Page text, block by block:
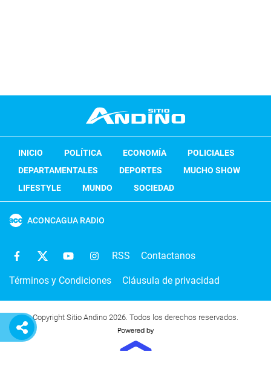
INICIO POLÍTICA ECONOMÍA
POLICIALES
DEPARTAMENTALES
DEPORTES
MUCHO SHOW
LIFESTYLE
MUNDO SOCIEDAD
ACONCAGUA RADIO
RSS Contactanos
Términos y Condiciones Cláusula de privacidad
Copyright Sitio Andino 2026. Todos los derechos reservados.